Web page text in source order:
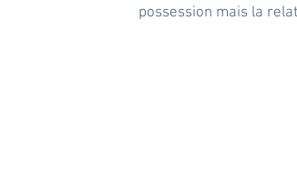
possession mais la